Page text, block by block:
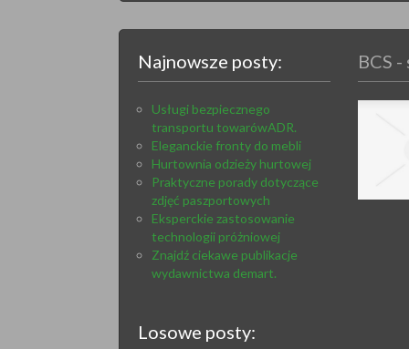
Najnowsze posty:
Usługi bezpiecznego
transportu towarówADR.
Eleganckie fronty do mebli
Hurtownia odzieży hurtowej
Praktyczne porady dotyczące
zdjęć paszportowych
Eksperckie zastosowanie
technologii próżniowej
Znajdź ciekawe publikacje
wydawnictwa demart.
Losowe posty:
BCS